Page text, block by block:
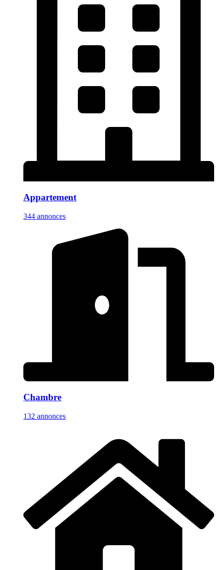
Appartement
344 annonces
Chambre
132 annonces